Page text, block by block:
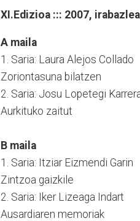
XI.Edizioa ::: 2007,
A maila
1. Saria: Laura Alejos Collado
Zoriontasuna bilatzen
2. Saria: Josu Lopetegi
Aurkituko zaitut
B maila
1. Saria: Itziar Eizmendi Garin
Zintzoa gaizkile
2. Saria: Iker Lizeaga Indart
Ausardiaren memoriak